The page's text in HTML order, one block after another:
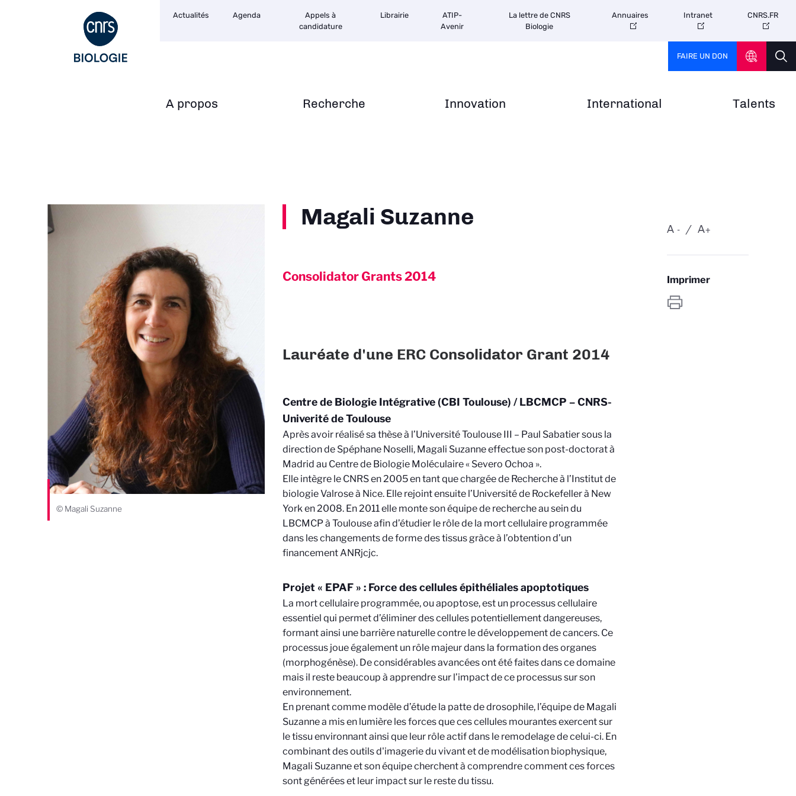
Navigation
A propos Recherche Innovation International Talents
secondaire
Actualités Agenda
Appels à
candidature
Librairie
ATIP-
Avenir
La lettre de CNRS
Biologie
Annuaires Intranet CNRS.FR
FAIRE UN DON
© Magali Suzanne
Magali Suzanne
Consolidator Grants2014
Lauréate d'une ERC Consolidator Grant 2014
Centre de Biologie Intégrative (CBI Toulouse) / LBCMCP – CNRS-
Univerité de Toulouse
Après avoir réalisé sa thèse à l’Université Toulouse III – Paul Sabatier sous la
direction de Spéphane Noselli, Magali Suzanne effectue son post-doctorat à
Madrid au Centre de Biologie Moléculaire « Severo Ochoa ».
Elle intègre le CNRS en 2005 en tant que chargée de Recherche à l’Institut de
biologie Valrose à Nice. Elle rejoint ensuite l’Université de Rockefeller à New
York en 2008. En 2011 elle monte son équipe de recherche au sein du
LBCMCP à Toulouse afin d’étudier le rôle de la mort cellulaire programmée
dans les changements de forme des tissus gràce à l’obtention d’un
financement ANRjcjc.
Projet « EPAF » : Force des cellules épithéliales apoptotiques
La mort cellulaire programmée, ou apoptose, est un processus cellulaire
essentiel qui permet d’éliminer des cellules potentiellement dangereuses,
formant ainsi une barrière naturelle contre le développement de cancers. Ce
processus joue également un rôle majeur dans la formation des organes
(morphogénèse). De considérables avancées ont été faites dans ce domaine
mais il reste beaucoup à apprendre sur l’impact de ce processus sur son
environnement.
En prenant comme modèle d’étude la patte de drosophile, l’équipe de Magali
Suzanne a mis en lumière les forces que ces cellules mourantes exercent sur
le tissu environnant ainsi que leur rôle actif dans le remodelage de celui-ci. En
combinant des outils d'imagerie du vivant et de modélisation biophysique,
Magali Suzanne et son équipe cherchent à comprendre comment ces forces
sont générées et leur impact sur le reste du tissu.
-
A +
A
Imprimer